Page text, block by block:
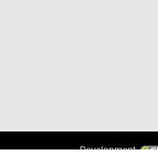
Development: